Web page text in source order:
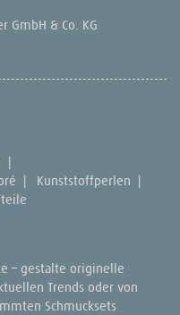
GmbH & Co. KG
|
| Kunststoffperlen |
– gestalte originelle
Trends oder von
Schmucksets